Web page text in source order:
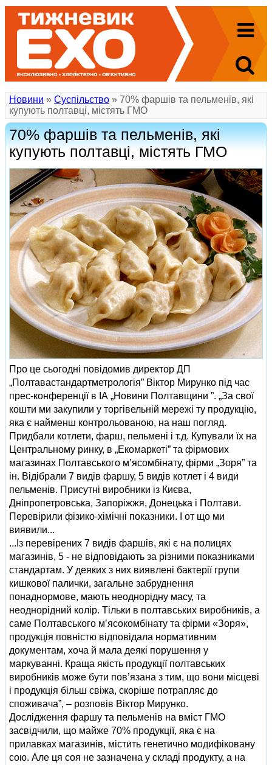
Новини » Суспільство » 70% фаршів та пельменів, які
купують полтавці, містять ГМО
70% фаршів та пельменів, які
купують полтавці, містять ГМО
Про це сьогодні повідомив директор ДП
„Полтавастандартметрологія” Віктор Мирунко під час
прес-конференції в ІА „Новини Полтавщини ”. „За свої
кошти ми закупили у торгівельній мережі ту продукцію,
яка є найменш контрольованою, на наш погляд.
Придбали котлети, фарш, пельмені і т.д. Купували їх на
Центральному ринку, в „Екомаркеті” та фірмових
магазинах Полтавського м’ясомбінату, фірми „Зоря” та
ін. Відібрали 7 видів фаршу, 5 видів котлет і 4 види
пельменів. Присутні виробники із Києва,
Дніпропетровська, Запоріжжя, Донецька і Полтави.
Перевірили фізико-хімічні показники. І от що ми
виявили...
...Із перевірених 7 видів фаршів, які є на полицях
магазинів, 5 - не відповідають за різними показниками
стандартам. У деяких з них виявлені бактерії групи
кишкової палички, загальне забруднення
понаднормове, мають неоднорідну масу, та
неоднорідний колір. Тільки в полтавських виробників, а
саме Полтавського м’ясокомбінату та фірми «Зоря»,
продукція повністю відповідала нормативним
документам, хоча й мала деякі порушення у
маркуванні. Краща якість продукції полтавських
виробників може бути пов’язана з тим, що вони місцеві
і продукція більш свіжа, скоріше потрапляє до
споживача”, – розповів Віктор Мирунко.
Дослідження фаршу та пельменів на вміст ГМО
засвідчили, що майже 70% продукції, яка є на
прилавках магазинів, містить генетично модифіковану
сою. Але ця соя не зазначена у складі продукту, а на